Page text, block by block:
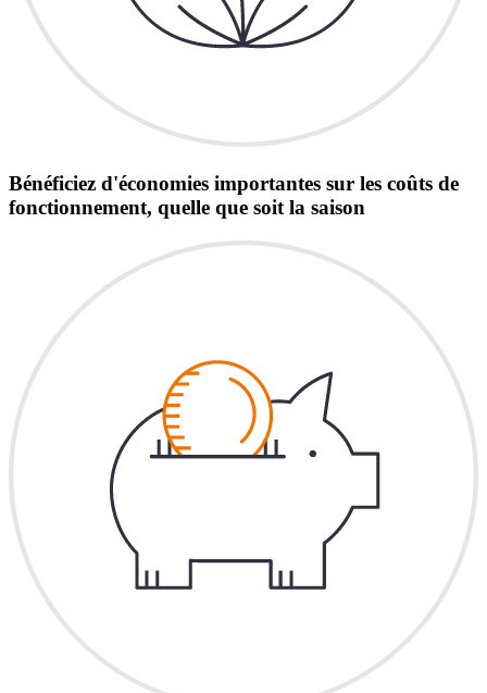
Bénéficiez d'économies importantes sur les coûts de
fonctionnement, quelle que soit la saison